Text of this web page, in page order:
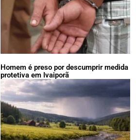
Homem é preso por descumprir medida
protetiva em Ivaiporã